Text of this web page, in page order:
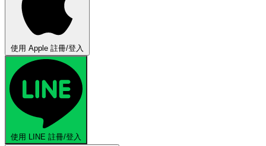
使用 Apple 註冊/登入
使用 LINE 註冊/登入